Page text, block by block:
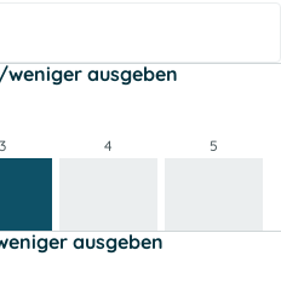
ausgeben
3 4 5
ausgeben